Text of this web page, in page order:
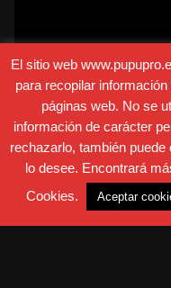
El sitio web
para recopilar
páginas web. No se
información de carácter
rechazarlo, también
lo desee. Encontrará
Cookies.
Aceptar